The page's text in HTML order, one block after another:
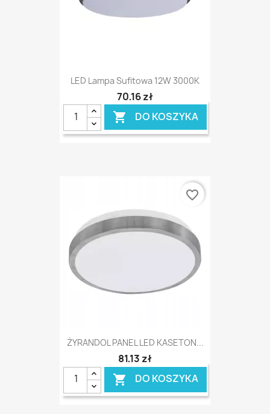
LED Lampa Sufitowa 12W 3000K
70,16 zł
 DO KOSZYKA
ŻYRANDOL PANEL LED KASETON...
81,13 zł
 DO KOSZYKA
favorite_border